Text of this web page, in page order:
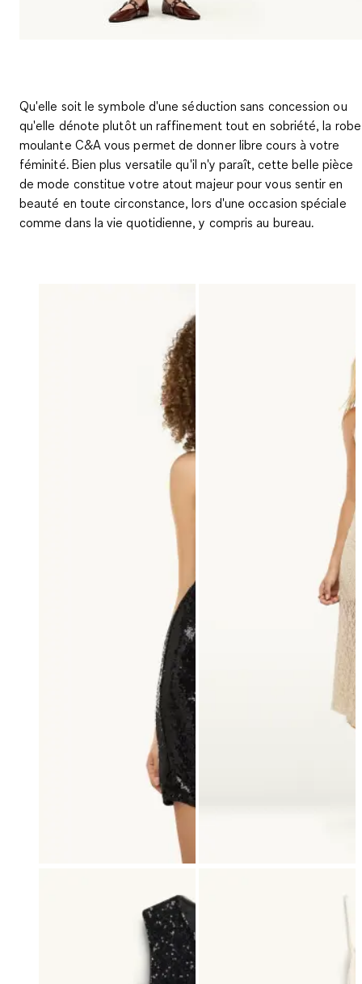
Qu'elle soit le symbole d'une séduction sans concession ou
qu'elle dénote plutôt un raffinement tout en sobriété, la robe
moulante C&A vous permet de donner libre cours à votre
féminité. Bien plus versatile qu'il n'y paraît, cette belle pièce
de mode constitue votre atout majeur pour vous sentir en
beauté en toute circonstance, lors d'une occasion spéciale
comme dans la vie quotidienne, y compris au bureau.